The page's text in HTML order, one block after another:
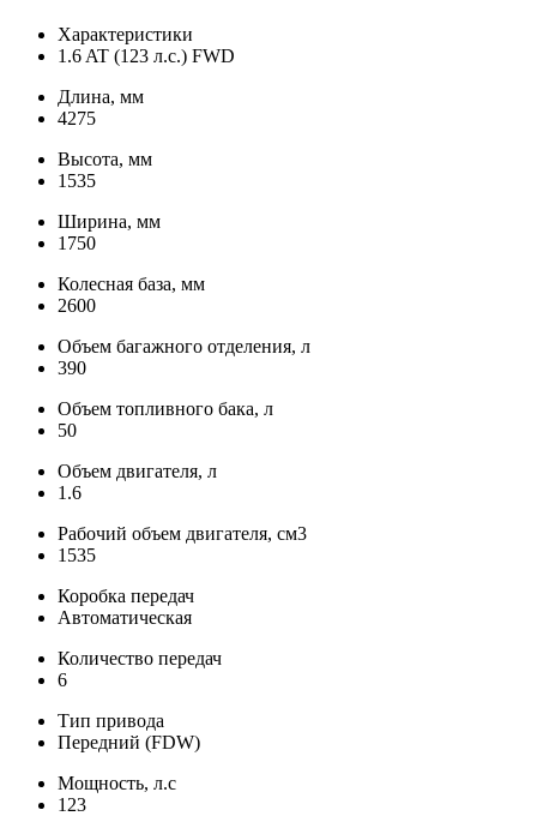
Характеристики
1.6 AT (123 л.с.) FWD
Длина, мм
4275
Высота, мм
1535
Ширина, мм
1750
Колесная база, мм
2600
Объем багажного отделения, л
390
Объем топливного бака, л
50
Объем двигателя, л
1.6
Рабочий объем двигателя, см3
1535
Коробка передач
Автоматическая
Количество передач
6
Тип привода
Передний (FDW)
Мощность, л.с
123